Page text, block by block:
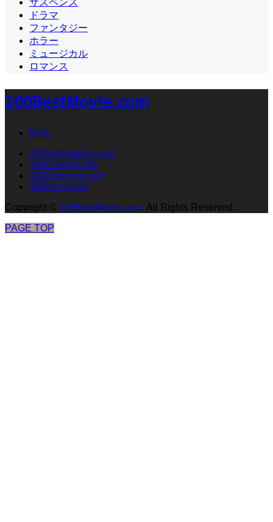
サスペンス
ドラマ
ファンタジー
ホラー
ミュージカル
ロマンス
100BestMovie.com
RSS
100information.com
100Cinema.info
100Directors.com
100Actor.com
Copyright © 100BestMovie.com. All Rights Reserved.
PAGE TOP